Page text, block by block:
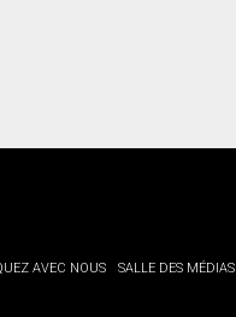
AVEC NOUS SALLE DES MÉDIAS